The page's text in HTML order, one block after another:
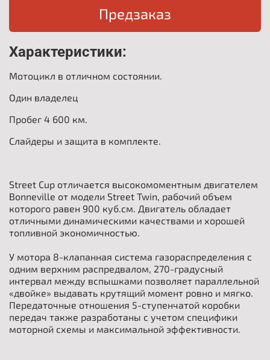
Предзаказ
Характеристики:
Мотоцикл в отличном состоянии.
Один владелец
Пробег 4 600 км.
Слайдеры и защита в комплекте.
Street Cup отличается высокомоментным двигателем
Bonneville от модели Street Twin, рабочий объем
которого равен 900 куб.см. Двигатель обладает
отличными динамическими качествами и хорошей
топливной экономичностью.
У мотора 8-клапанная система газораспределения с
одним верхним распредвалом, 270-градусный
интервал между вспышками позволяет параллельной
«двойке» выдавать крутящий момент ровно и мягко.
Передаточные отношения 5-ступенчатой коробки
передач также разработаны с учетом специфики
моторной схемы и максимальной эффективности.